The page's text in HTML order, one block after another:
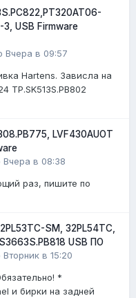
3, USB Firmware
Вчера в 09:57
Hartens. Зависла на
TP.SK513S.PB802
LVF430AUOT
Вчера в 08:38
раз, пишите по
SM, 32PL54TC,
USB ПО
Вторник в 15:20
*
и бирки на задней